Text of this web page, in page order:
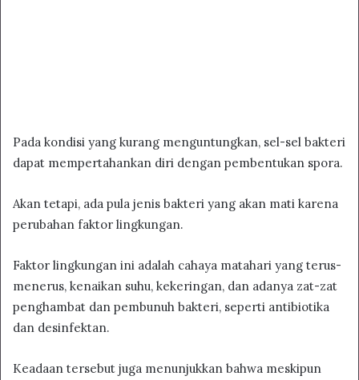
Pada kondisi yang kurang menguntungkan, sel-sel bakteri
dapat mempertahankan diri dengan pembentukan spora.
Akan tetapi, ada pula jenis bakteri yang akan mati karena
perubahan faktor lingkungan.
Faktor lingkungan ini adalah cahaya matahari yang terus-
menerus, kenaikan suhu, kekeringan, dan adanya zat-zat
penghambat dan pembunuh bakteri, seperti antibiotika
dan desinfektan.
Keadaan tersebut juga menunjukkan bahwa meskipun